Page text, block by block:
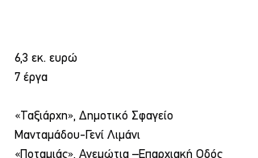
6,3 εκ. ευρώ
7 έργα
«Ταξιάρχη», Δημοτικό Σφαγείο
Μανταμάδου-Γενί Λιμάνι
«Ποταμιάς», Ανεμώτια –Επαρχιακή Οδός